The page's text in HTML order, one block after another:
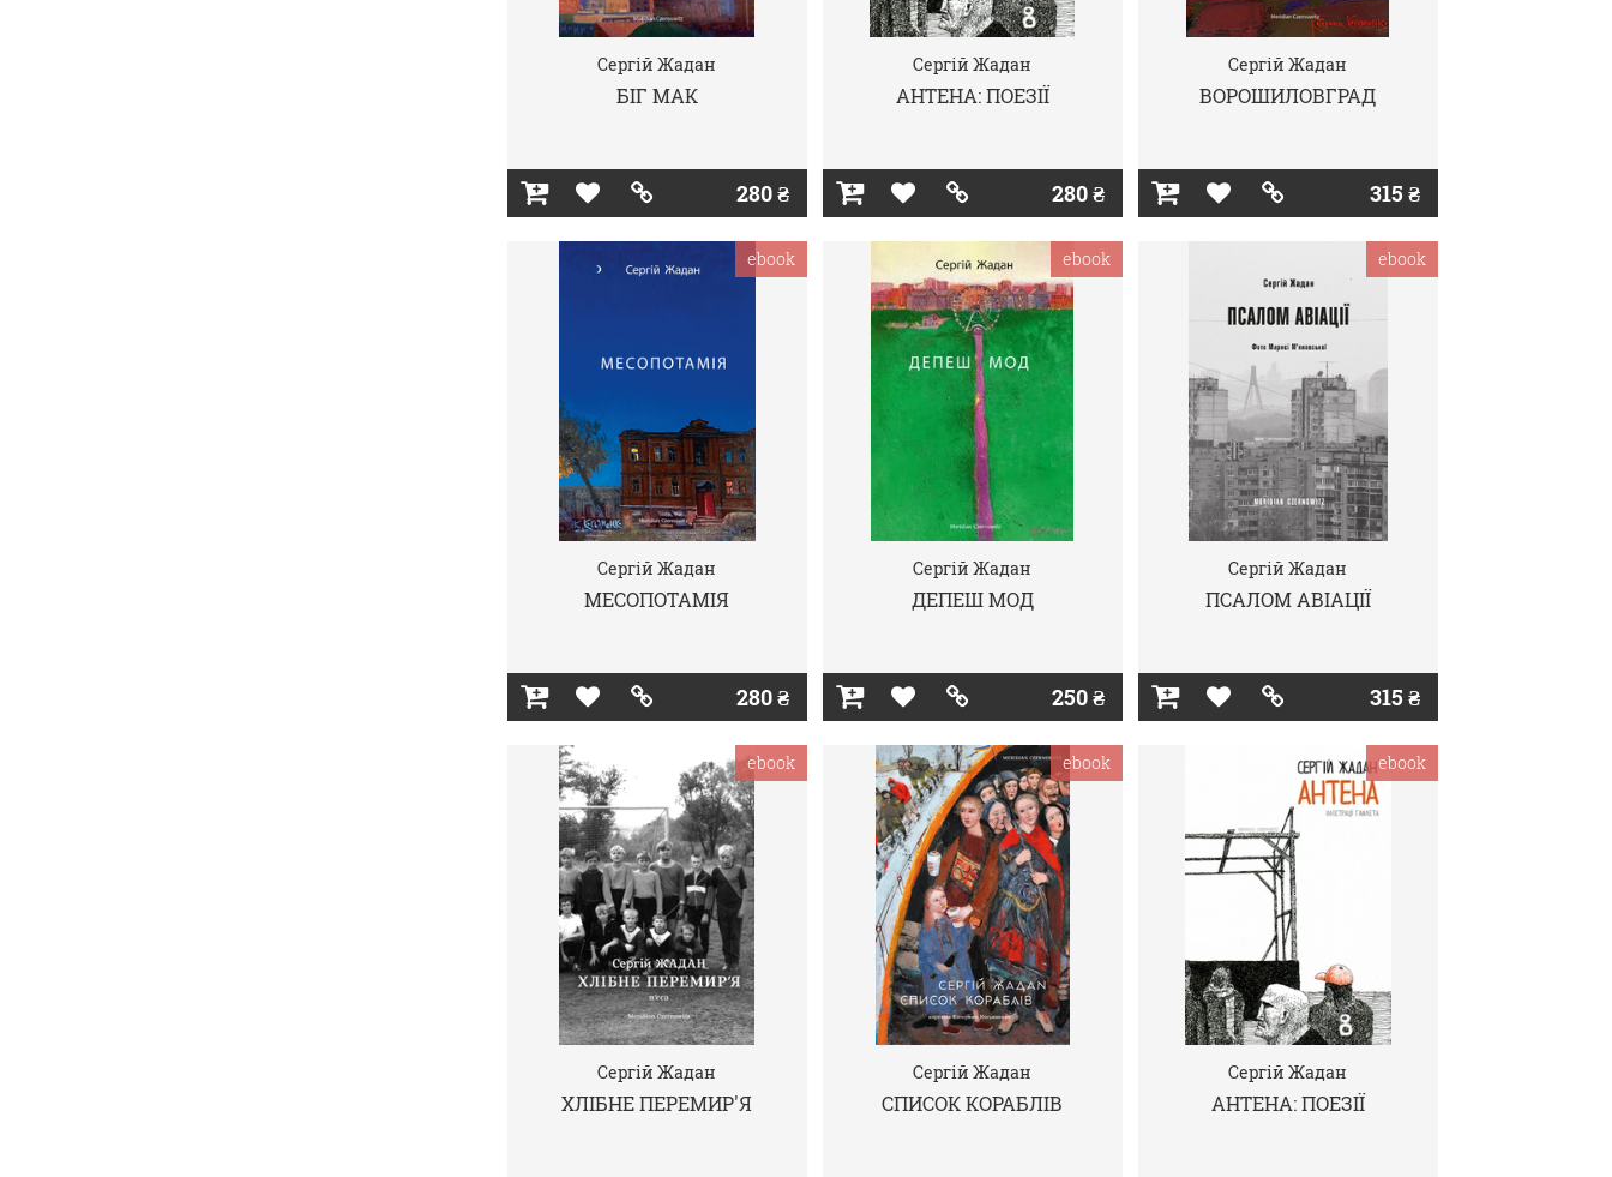
Сергій Жадан
БІГ МАК
280 ₴
Сергій Жадан
АНТЕНА: ПОЕЗІЇ
280 ₴
Сергій Жадан
ВОРОШИЛОВГРАД
315 ₴
Сергій Жадан
МЕСОПОТАМІЯ
280 ₴
ebook
Сергій Жадан
ДЕПЕШ МОД
250 ₴
ebook
Сергій Жадан
ПСАЛОМ АВІАЦІЇ
315 ₴
ebook
Сергій Жадан
ХЛІБНЕ ПЕРЕМИР'Я
ebook
Сергій Жадан
СПИСОК КОРАБЛІВ
ebook
Сергій Жадан
АНТЕНА: ПОЕЗІЇ
ebook